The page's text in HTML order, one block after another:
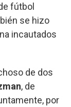
fútbol
se hizo
incautados
de dos
, de
por